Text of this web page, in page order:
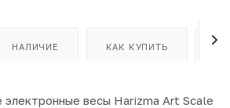
НАЛИЧИЕ КАК КУПИТЬ
весы Harizma Art Scale